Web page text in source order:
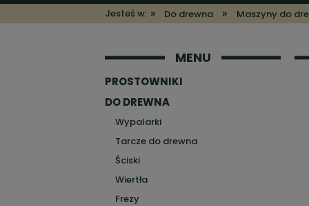
Jesteś w: » Do drewna » Maszyny do
MENU
PROSTOWNIKI
DO DREWNA
Wypalarki
Tarcze do drewna
Ściski
Wiertła
Frezy